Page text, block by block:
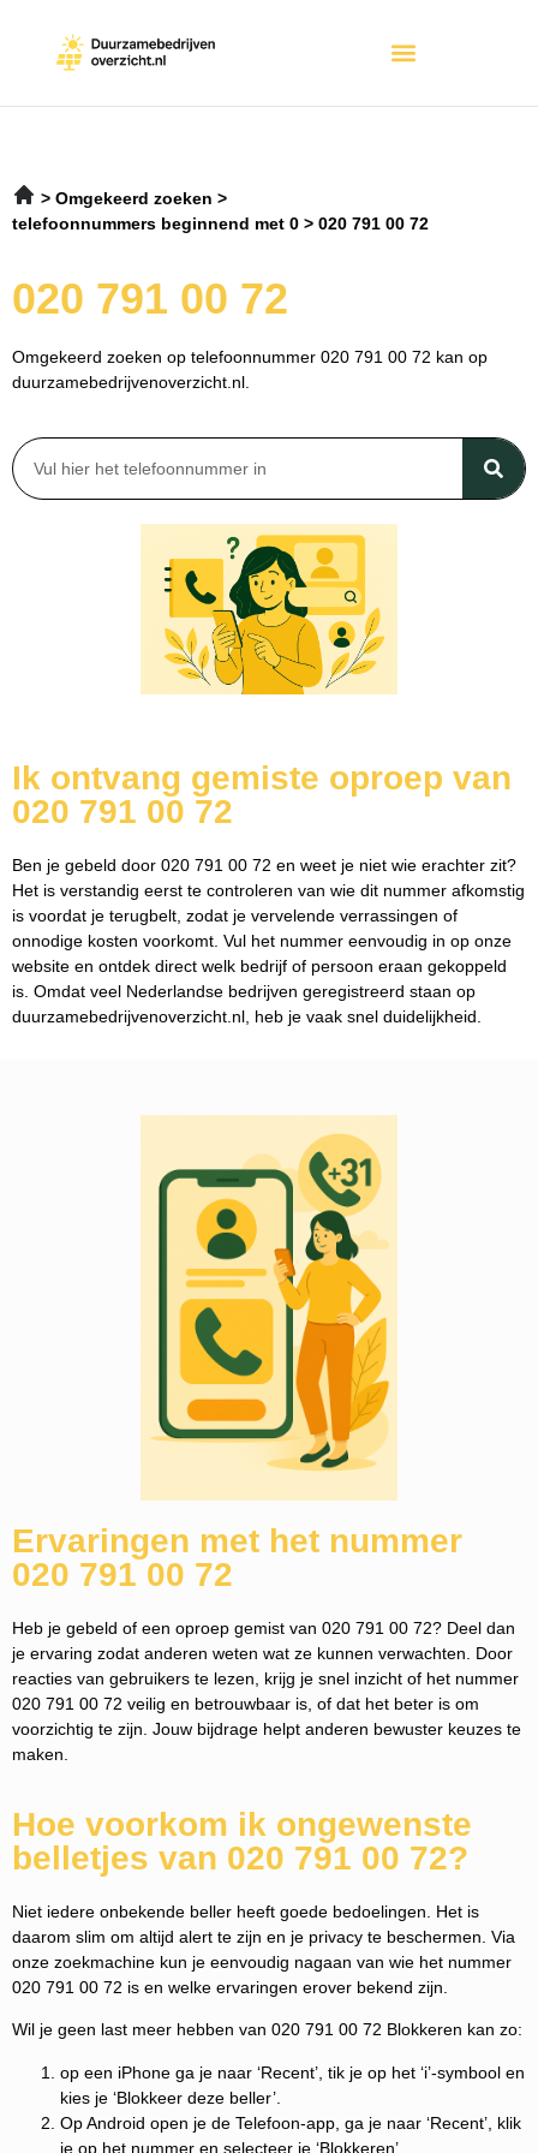
Omgekeerd zoeken
telefoonnummers beginnend met 0
020 791 00 72
020 791 00 72
Omgekeerd zoeken op telefoonnummer 020 791 00 72 kan op
duurzamebedrijvenoverzicht.nl.
Ik ontvang gemiste oproep van
020 791 00 72
Ben je gebeld door 020 791 00 72 en weet je niet wie erachter zit?
Het is verstandig eerst te controleren van wie dit nummer afkomstig
is voordat je terugbelt, zodat je vervelende verrassingen of
onnodige kosten voorkomt. Vul het nummer eenvoudig in op onze
website en ontdek direct welk bedrijf of persoon eraan gekoppeld
is. Omdat veel Nederlandse bedrijven geregistreerd staan op
duurzamebedrijvenoverzicht.nl, heb je vaak snel duidelijkheid.
Ervaringen met het nummer
020 791 00 72
Heb je gebeld of een oproep gemist van 020 791 00 72? Deel dan
je ervaring zodat anderen weten wat ze kunnen verwachten. Door
reacties van gebruikers te lezen, krijg je snel inzicht of het nummer
020 791 00 72 veilig en betrouwbaar is, of dat het beter is om
voorzichtig te zijn. Jouw bijdrage helpt anderen bewuster keuzes te
maken.
Hoe voorkom ik ongewenste
belletjes van 020 791 00 72?
Niet iedere onbekende beller heeft goede bedoelingen. Het is
daarom slim om altijd alert te zijn en je privacy te beschermen. Via
onze zoekmachine kun je eenvoudig nagaan van wie het nummer
020 791 00 72 is en welke ervaringen erover bekend zijn.
Wil je geen last meer hebben van 020 791 00 72 Blokkeren kan zo:
op een iPhone ga je naar ‘Recent’, tik je op het ‘i’-symbool en
kies je ‘Blokkeer deze beller’.
Op Android open je de Telefoon-app, ga je naar ‘Recent’, klik
je op het nummer en selecteer je ‘Blokkeren’.